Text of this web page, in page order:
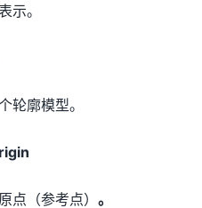
示。
轮廓模型。
点（参考点） 。